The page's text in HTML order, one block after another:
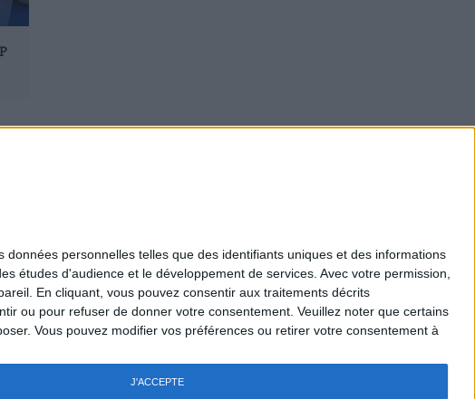
personnelles telles que des identifiants uniques et des informations
études d'audience et le développement de services. Avec votre permission,
En cliquant, vous pouvez consentir aux traitements décrits
ou pour refuser de donner votre consentement. Veuillez noter que certains
Vous pouvez modifier vos préférences ou retirer votre consentement à
J'ACCEPTE
Mentions légales
Nous Contacter
Recrutement
Politique de confidentialité
Gestion des cookies
Règlement général - Jeux